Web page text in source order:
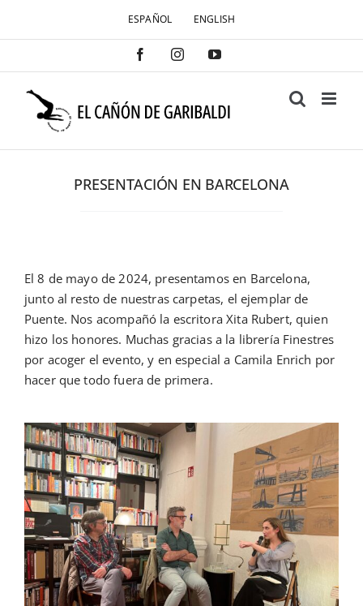
ESPAÑOL ENGLISH
FacebookInstagramYouTube
PRESENTACIÓN EN BARCELONA
El 8 de mayo de 2024, presentamos en Barcelona,
junto al resto de nuestras carpetas, el ejemplar de
Puente. Nos acompañó la escritora Xita Rubert, quien
hizo los honores. Muchas gracias a la librería Finestres
por acoger el evento, y en especial a Camila Enrich por
hacer que todo fuera de primera.